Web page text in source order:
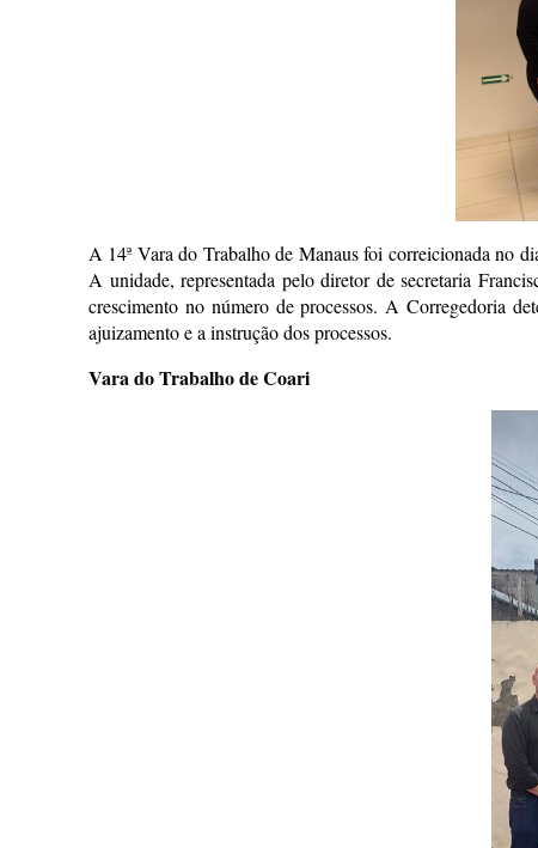
A 14ª Vara do Trabalho de Manaus foi correicionada no
A unidade, representada pelo diretor de secretaria
crescimento no número de processos. A Corregedoria
ajuizamento e a instrução dos processos.
Vara do Trabalho de Coari